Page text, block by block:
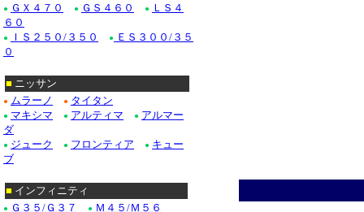
● ＧＸ４７０ ● ＧＳ４６０ ●
ＬＳ４
６０
● ＩＳ２５０/３５０ ●
ＥＳ３００/３５
０
■ ニッサン
● ムラーノ ● タイタン
● マキシマ ● アルティマ ● アルマー
ダ
● ジューク ● フロンティア ● キュー
ブ
■ インフィニティ
● Ｇ３５/Ｇ３７ ● Ｍ４５/Ｍ５６